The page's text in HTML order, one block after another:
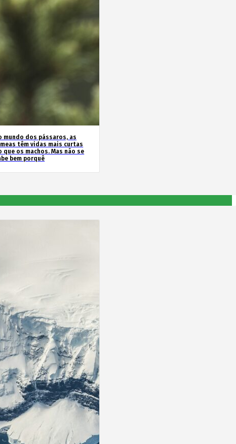
mundo dos pássaros, as
têm vidas mais curtas
que os machos. Mas não se
bem porquê